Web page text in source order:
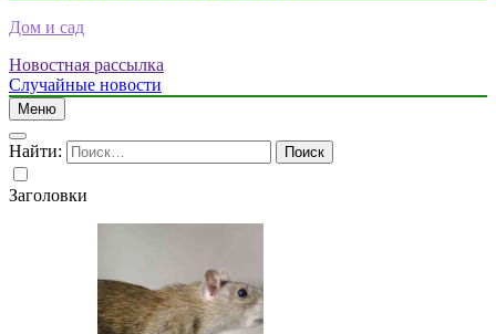
Дом и сад
Новостная рассылка
Случайные новости
Меню
Найти:
Заголовки